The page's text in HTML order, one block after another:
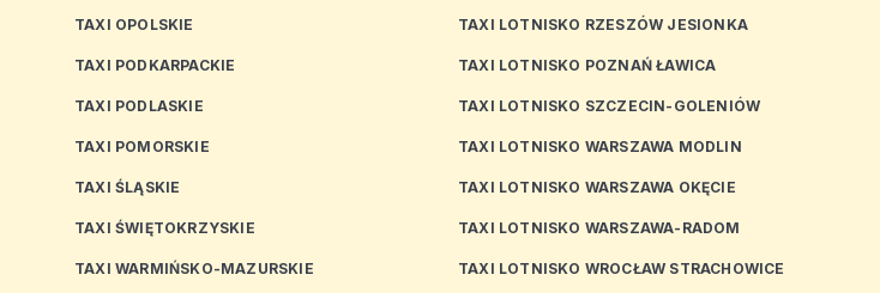
TAXI OPOLSKIE
TAXI PODKARPACKIE
TAXI PODLASKIE
TAXI POMORSKIE
TAXI ŚLĄSKIE
TAXI ŚWIĘTOKRZYSKIE
TAXI WARMIŃSKO-MAZURSKIE
TAXI LOTNISKO RZESZÓW JESIONKA
TAXI LOTNISKO POZNAŃ ŁAWICA
TAXI LOTNISKO SZCZECIN-GOLENIÓW
TAXI LOTNISKO WARSZAWA MODLIN
TAXI LOTNISKO WARSZAWA OKĘCIE
TAXI LOTNISKO WARSZAWA-RADOM
TAXI LOTNISKO WROCŁAW STRACHOWICE